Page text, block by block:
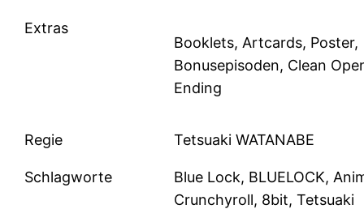
Extras
Booklets, Artcards, Poster,
Bonusepisoden, Clean
Ending
Regie Tetsuaki WATANABE
Schlagworte
Blue Lock, BLUELOCK,
Crunchyroll, 8bit, Tetsuaki